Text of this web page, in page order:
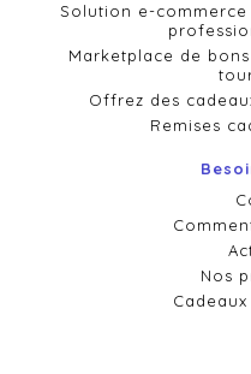
Solution e-
Marketplace de
Offrez des
Remises
Nos